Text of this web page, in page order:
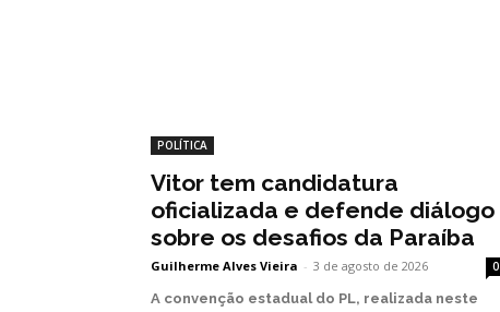
POLÍTICA
Vitor tem candidatura
oficializada e defende diálogo
sobre os desafios da Paraíba
Guilherme Alves Vieira - 3 de agosto de 2026 0
A convenção estadual do PL, realizada neste